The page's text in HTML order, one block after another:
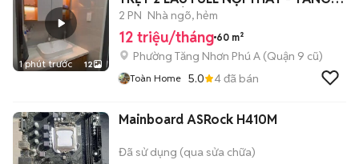
1 phút trước 12
NHƠN PHÚ A
2 PN Nhà ngõ, hẻm
12 triệu/tháng 60 m²
Phường Tăng Nhơn Phú A (Quận 9 cũ)
Toàn Home 5.0 4đã bán
Mainboard ASRock H410M
Đã sử dụng (qua sửa chữa)